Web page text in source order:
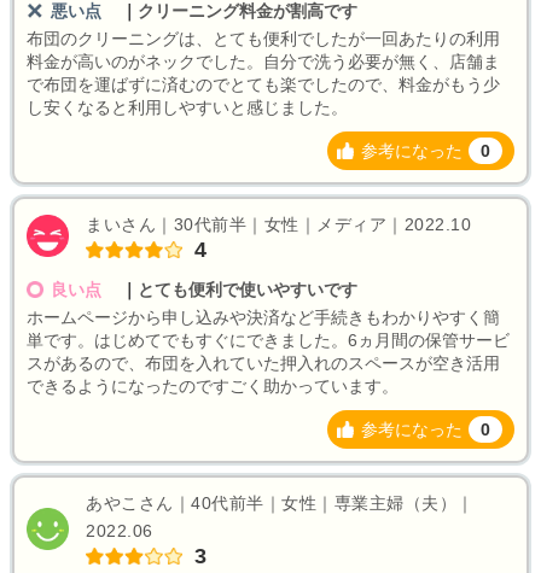
悪い点
クリーニング料金が割高です
布団のクリーニングは、とても便利でしたが一回あたりの利用
料金が高いのがネックでした。自分で洗う必要が無く、店舗ま
で布団を運ばずに済むのでとても楽でしたので、料金がもう少
し安くなると利用しやすいと感じました。
参考になった 0
まいさん｜30代前半｜女性｜メディア｜2022.10
4
良い点
とても便利で使いやすいです
ホームページから申し込みや決済など手続きもわかりやすく簡
単です。はじめてでもすぐにできました。6ヵ月間の保管サービ
スがあるので、布団を入れていた押入れのスペースが空き活用
できるようになったのですごく助かっています。
参考になった 0
あやこさん｜40代前半｜女性｜専業主婦（夫）｜
2022.06
3